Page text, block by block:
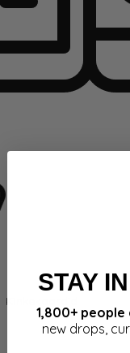
Kinkekaardid
STAY
1,800+ people
new drops,